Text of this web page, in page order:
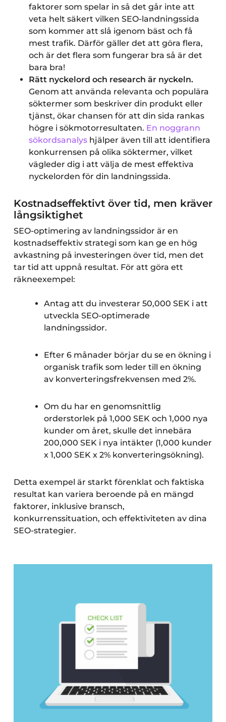
faktorer som spelar in så det går inte att
veta helt säkert vilken SEO-landningssida
som kommer att slå igenom bäst och få
mest trafik. Därför gäller det att göra flera,
och är det flera som fungerar bra så är det
bara bra!
Rätt nyckelord och research är nyckeln.
Genom att använda relevanta och populära
söktermer som beskriver din produkt eller
tjänst, ökar chansen för att din sida rankas
högre i sökmotorresultaten. En noggrann
sökordsanalyshjälper även till att identifiera
konkurrensen på olika söktermer, vilket
vägleder dig i att välja de mest effektiva
nyckelorden för din landningssida.
Kostnadseffektivt över tid, men kräver
långsiktighet
SEO-optimering av landningssidor är en
kostnadseffektiv strategi som kan ge en hög
avkastning på investeringen över tid, men det
tar tid att uppnå resultat. För att göra ett
räkneexempel:
Antag att du investerar 50,000 SEK i att
utveckla SEO-optimerade
landningssidor.
Efter 6 månader börjar du se en ökning i
organisk trafik som leder till en ökning
av konverteringsfrekvensen med 2%.
Om du har en genomsnittlig
orderstorlek på 1,000 SEK och 1,000 nya
kunder om året, skulle det innebära
200,000 SEK i nya intäkter (1,000 kunder
x 1,000 SEK x 2% konverteringsökning).
Detta exempel är starkt förenklat och faktiska
resultat kan variera beroende på en mängd
faktorer, inklusive bransch,
konkurrenssituation, och effektiviteten av dina
SEO-strategier.